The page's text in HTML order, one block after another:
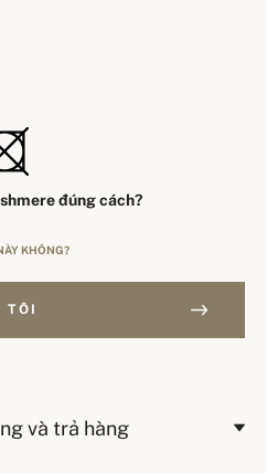
đúng cách?
KHÔNG?
TÔI
và trả hàng